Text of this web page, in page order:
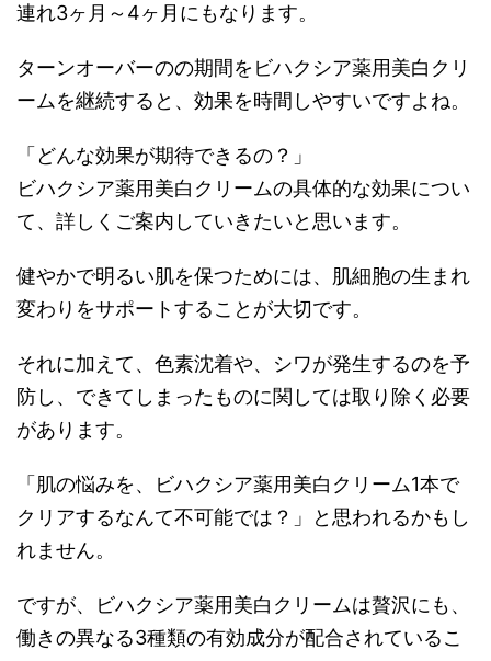
連れ3ヶ月～4ヶ月にもなります。
ターンオーバーのの期間をビハクシア薬用美白クリ
ームを継続すると、効果を時間しやすいですよね。
「どんな効果が期待できるの？」
ビハクシア薬用美白クリームの具体的な効果につい
て、詳しくご案内していきたいと思います。
健やかで明るい肌を保つためには、肌細胞の生まれ
変わりをサポートすることが大切です。
それに加えて、色素沈着や、シワが発生するのを予
防し、できてしまったものに関しては取り除く必要
があります。
「肌の悩みを、ビハクシア薬用美白クリーム1本で
クリアするなんて不可能では？」と思われるかもし
れません。
ですが、ビハクシア薬用美白クリームは贅沢にも、
働きの異なる3種類の有効成分が配合されているこ